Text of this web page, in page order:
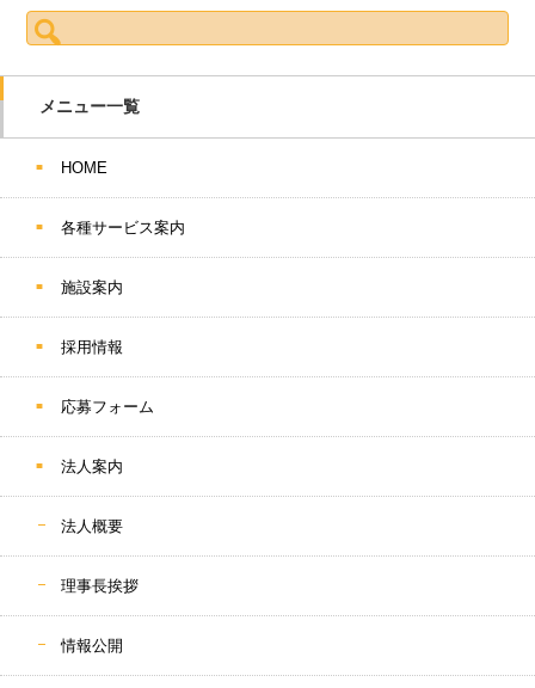
検索:
メニュー一覧
HOME
各種サービス案内
施設案内
採用情報
応募フォーム
法人案内
法人概要
理事長挨拶
情報公開